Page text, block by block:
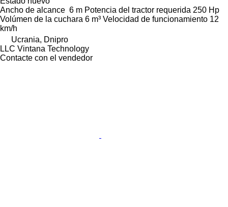
Ancho de alcance 6 m Potencia del tractor requerida 250 Hp
Volúmen de la cuchara 6 m³ Velocidad de funcionamiento 12
km/h
Ucrania, Dnipro
LLC Vintana Technology
Contacte con el vendedor